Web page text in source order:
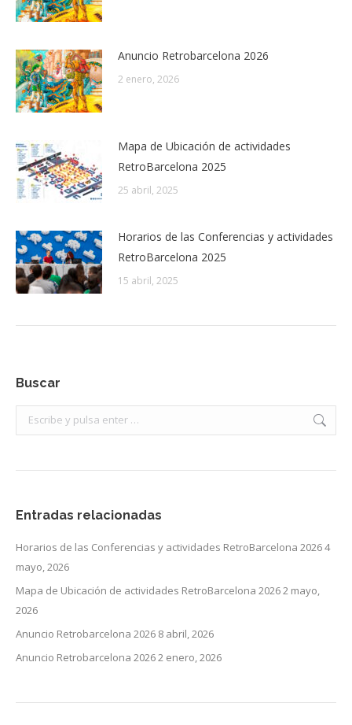
Anuncio Retrobarcelona 2026
2 enero, 2026
Mapa de Ubicación de actividades
RetroBarcelona 2025
25 abril, 2025
Horarios de las Conferencias y actividades
RetroBarcelona 2025
15 abril, 2025
Buscar
Buscar:
Entradas relacionadas
Horarios de las Conferencias y actividades RetroBarcelona 20264
mayo, 2026
Mapa de Ubicación de actividades RetroBarcelona 2026 2 mayo,
2026
Anuncio Retrobarcelona 2026 8 abril, 2026
Anuncio Retrobarcelona 2026 2 enero, 2026